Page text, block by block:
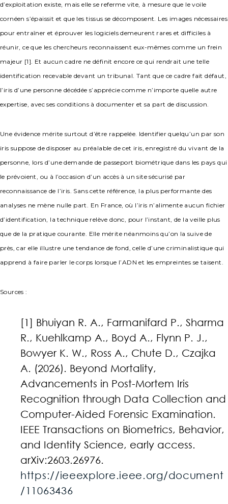
d’exploitation existe, mais elle se referme vite, à mesure que le voile
cornéen s’épaissit et que les tissus se décomposent. Les images nécessaires
pour entraîner et éprouver les logiciels demeurent rares et difficiles à
réunir, ce que les chercheurs reconnaissent eux-mêmes comme un frein
majeur [1]. Et aucun cadre ne définit encore ce qui rendrait une telle
identification recevable devant un tribunal. Tant que ce cadre fait défaut,
l’iris d’une personne décédée s’apprécie comme n’importe quelle autre
expertise, avec ses conditions à documenter et sa part de discussion.
Une évidence mérite surtout d’être rappelée. Identifier quelqu’un par son
iris suppose de disposer au préalable de cet iris, enregistré du vivant de la
personne, lors d’une demande de passeport biométrique dans les pays qui
le prévoient, ou à l’occasion d’un accès à un site sécurisé par
reconnaissance de l’iris. Sans cette référence, la plus performante des
analyses ne mène nulle part. En France, où l’iris n’alimente aucun fichier
d’identification, la technique relève donc, pour l’instant, de la veille plus
que de la pratique courante. Elle mérite néanmoins qu’on la suive de
près, car elle illustre une tendance de fond, celle d’une criminalistique qui
apprend à faire parler le corps lorsque l’ADN et les empreintes se taisent.
Sources :
[1] Bhuiyan R. A., Farmanifard P., Sharma
R., Kuehlkamp A., Boyd A., Flynn P. J.,
Bowyer K. W., Ross A., Chute D., Czajka
A. (2026). Beyond Mortality,
Advancements in Post-Mortem Iris
Recognition through Data Collection and
Computer-Aided Forensic Examination.
IEEE Transactions on Biometrics, Behavior,
and Identity Science, early access.
arXiv:2603.26976.
https://ieeexplore.ieee.org/document
/11063436